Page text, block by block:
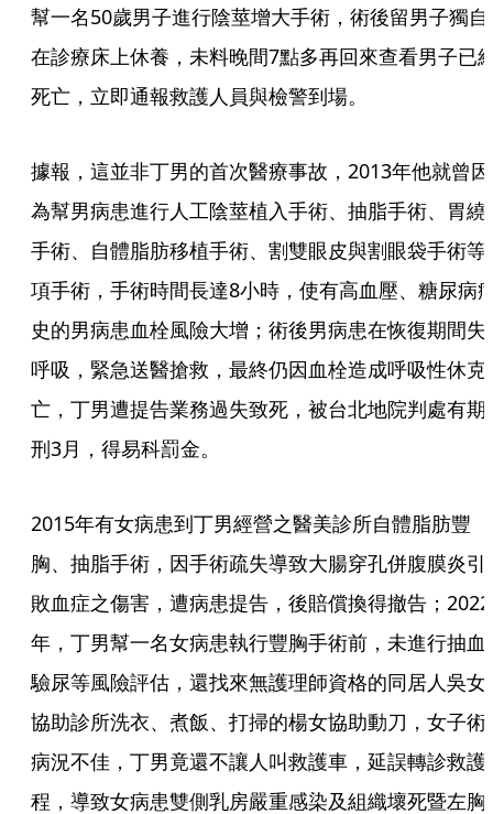
幫一名50歲男子進行陰莖增大手術，術後留男子獨自
在診療床上休養，未料晚間7點多再回來查看男子已
死亡，立即通報救護人員與檢警到場。
據報，這並非丁男的首次醫療事故，2013年他就曾因
為幫男病患進行人工陰莖植入手術、抽脂手術、胃繞
手術、自體脂肪移植手術、割雙眼皮與割眼袋手術等
項手術，手術時間長達8小時，使有高血壓、糖尿病
史的男病患血栓風險大增；術後男病患在恢復期間失
呼吸，緊急送醫搶救，最終仍因血栓造成呼吸性休克
亡，丁男遭提告業務過失致死，被台北地院判處有期
刑3月，得易科罰金。
2015年有女病患到丁男經營之醫美診所自體脂肪豐
胸、抽脂手術，因手術疏失導致大腸穿孔併腹膜炎引
敗血症之傷害，遭病患提告，後賠償換得撤告；2022
年，丁男幫一名女病患執行豐胸手術前，未進行抽血
驗尿等風險評估，還找來無護理師資格的同居人吳女
協助診所洗衣、煮飯、打掃的楊女協助動刀，女子術
病況不佳，丁男竟還不讓人叫救護車，延誤轉診救護
程，導致女病患雙側乳房嚴重感染及組織壞死暨左胸